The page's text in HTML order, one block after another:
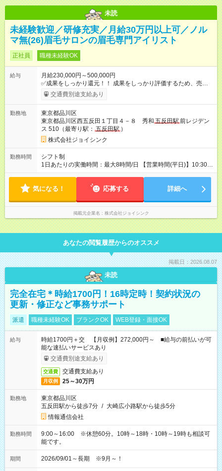
未読
未経験歓迎／研修充実／月給30万円以上可／ノル
マ無(26)眉毛サロンの眉毛専門アイリスト
正社員 職種未経験OK
給与
月給230,000円～500,000円
✅成果をしっかり還元！！ 成果をしっかり評価するため、売上
（収益）に応じたインセンティブ制度を導入しています。 頑張
りが明確に反映される仕組みなので、「結果を出した分だけき
ブ：月2～8万円を支給いたします！ ＊他に、店舗売上、店販売
上、新規客リピート率に対するインセンティブもあり ＜指名料
＞ ・指名料の60%を支給します。 【賞与】 年1回（業績により
変動） 【昇給】 年1回 ■給与例 <Aさん> 月給26万円＋インセン
ティブ8万円＋指名料3万5千円＝37万5千円 <Bさん> 月給23万
円＋インセンティブ4万円＋指名料2万円＝29万円 【試用期間】
試用期間あり 試用期間の長さ：3ヶ月 ※ 雇用形態と給与に、本
す。 給与：月給 210,000円以上
交通費別途支給あり
勤務地
東京都品川区
東京都品川区西五反田１丁目４－８ 秀和 五反田駅前レジデン
ス 510（最寄り駅： 五反田駅 ）
株式会社ジョイシンク
勤務時間
シフト制
1日あたりの実働時間：最大8時間/日 【営業時間(平日)】10:30～
21:30 ・早番 10:15～19:15 ・遅番 12:45～21:45 【営業時間(土
気になる！ 応募する 詳細へ
掲載元企業名 株式会社ジョイシンク
あなたの閲覧履歴からのオススメ
掲載日：2026.08.07
未読
完全在宅＊時給1700円！16時定時！契約状況の
更新・修正など事務サポート
派遣 職種未経験OK ブランクOK WEB登録・面接OK
給与
時給1700円＋交 【月収例】272,000円～ ■給与の前払いが可
能な速払いサービスあり
交通費別途支給あり
交通費 交通費支給あり
月収例 25～30万円
勤務地
東京都品川区
五反田駅から徒歩7分 / 大崎広小路駅から徒歩5分
情報通信会社
勤務時間
9:00～16:00 ※休憩60分。10時～18時・10時～19時も相談可
能です。
期間 2026/09/01～長期 ※9月～！